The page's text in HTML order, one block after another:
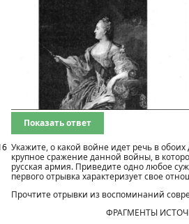
Показать ответ
Укажите, о какой войне идет речь в
крупное сражение данной войны, в
русская армия. Приведите одно любое
первого отрывка характеризует свое
Прочтите отрывки из воспоминаний
ФРАГМЕНТЫ